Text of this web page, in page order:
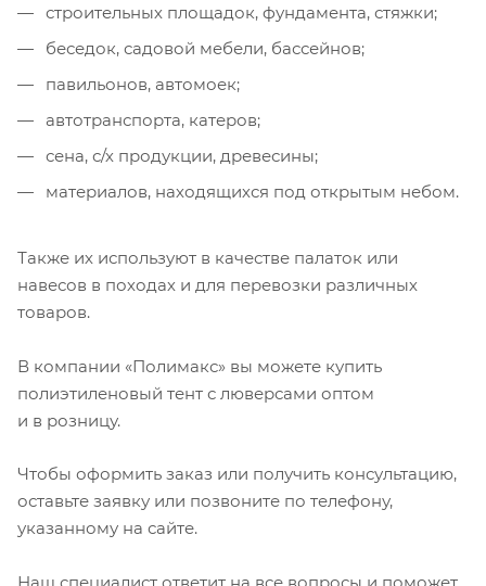
строительных площадок, фундамента, стяжки;
беседок, садовой мебели, бассейнов;
павильонов, автомоек;
автотранспорта, катеров;
сена, с/х продукции, древесины;
материалов, находящихся под открытым небом.
Также их используют в качестве палаток или
навесов в походах и для перевозки различных
товаров.
В компании «Полимакс» вы можете купить
полиэтиленовый тент с люверсами оптом
и в розницу.
Чтобы оформить заказ или получить консультацию,
оставьте заявку или позвоните по телефону,
указанному на сайте.